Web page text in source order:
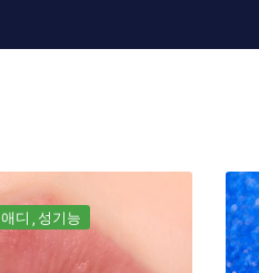
애디 성기능